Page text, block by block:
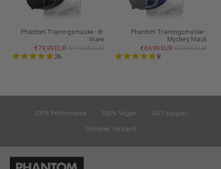
Phantom Trainingsmaske - B-
Ware
€79,99 EUR €119,99 EUR
26
Phantom Trainingsmaske -
Mystery Mask
€69,99 EUR €99,99 EUR
8
100% Performance 100% Vegan 24/7 support
Schneller Versand